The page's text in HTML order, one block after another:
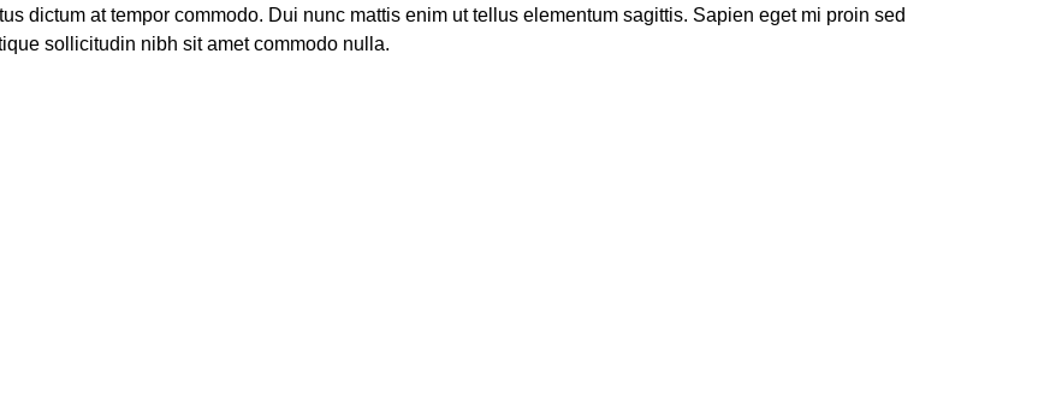
dictum at tempor commodo. Dui nunc mattis enim ut tellus elementum sagittis. Sapien eget mi proin sed
sollicitudin nibh sit amet commodo nulla.